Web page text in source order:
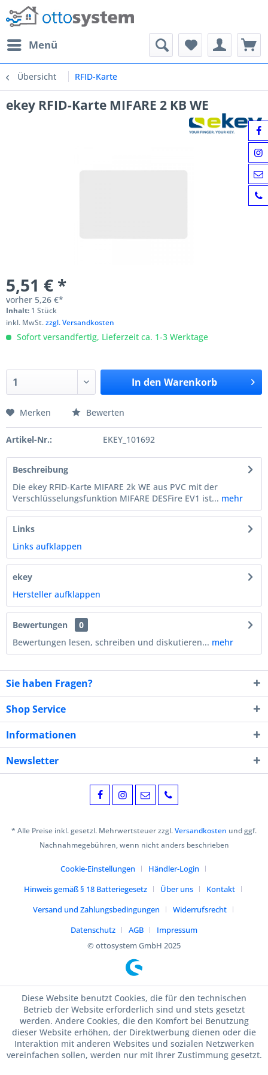
Menü
Übersicht RFID-Karte
ekey RFID-Karte MIFARE 2 KB WE
5,51 € *
vorher 5,26 €*
Inhalt: 1 Stück
inkl. MwSt.zzgl. Versandkosten
Sofort versandfertig, Lieferzeit ca. 1-3 Werktage
In den Warenkorb
Merken Bewerten
Artikel-Nr.: EKEY_101692
Beschreibung
Die ekey RFID-Karte MIFARE 2k WE aus PVC mit der
Verschlüsselungsfunktion MIFARE DESFire EV1 ist... mehr
Links
Links aufklappen
ekey
Hersteller aufklappen
Bewertungen
0
Bewertungen lesen, schreiben und diskutieren... mehr
Sie haben Fragen?
Shop Service
Informationen
Newsletter
* Alle Preise inkl. gesetzl. Mehrwertsteuer zzgl.Versandkosten und ggf.
Nachnahmegebühren, wenn nicht anders beschrieben
Cookie-Einstellungen
Händler-Login
Hinweis gemäß § 18 Batteriegesetz
Über uns
Kontakt
Versand und Zahlungsbedingungen
Widerrufsrecht
Datenschutz
AGB
Impressum
© ottosystem GmbH 2025
Diese Website benutzt Cookies, die für den technischen
Betrieb der Website erforderlich sind und stets gesetzt
werden. Andere Cookies, die den Komfort bei Benutzung
dieser Website erhöhen, der Direktwerbung dienen oder die
Interaktion mit anderen Websites und sozialen Netzwerken
vereinfachen sollen, werden nur mit Ihrer Zustimmung gesetzt.